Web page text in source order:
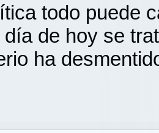
todo puede
día de hoy se
ha